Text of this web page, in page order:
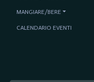
MANGIARE/BERE
CALENDARIO EVENTI